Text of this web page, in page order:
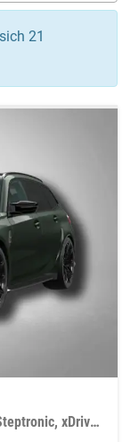
21
Competition 3,0 R6 Biturbo 8‑Gang M Steptronic, xDrive Touring